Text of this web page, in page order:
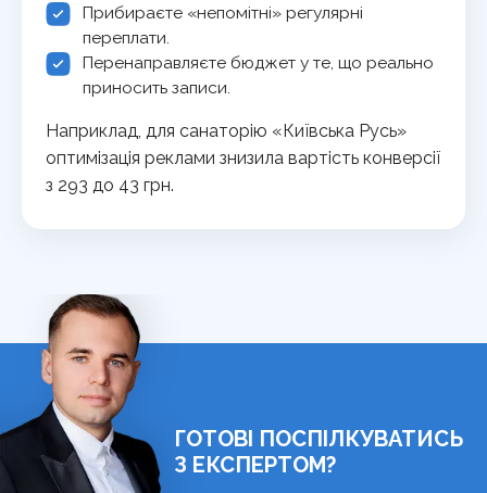
Прибираєте «непомітні» регулярні
переплати.
Перенаправляєте бюджет у те, що реально
приносить записи.
Наприклад, для санаторію «Київська Русь»
оптимізація реклами знизила вартість конверсії
з 293 до 43 грн.
ГОТОВІ ПОСПІЛКУВАТИСЬ
З ЕКСПЕРТОМ?